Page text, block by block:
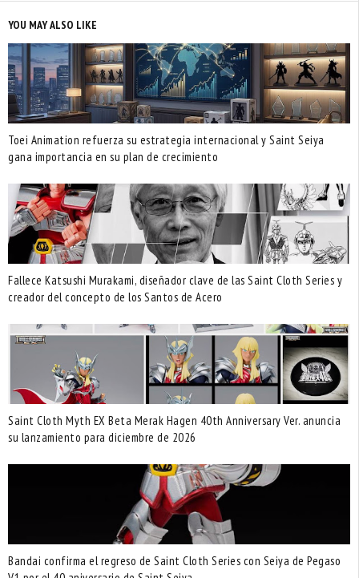
YOU MAY ALSO LIKE
Toei Animation refuerza su estrategia internacional y Saint Seiya
gana importancia en su plan de crecimiento
Fallece Katsushi Murakami, diseñador clave de las Saint Cloth Series y
creador del concepto de los Santos de Acero
Saint Cloth Myth EX Beta Merak Hagen 40th Anniversary Ver. anuncia
su lanzamiento para diciembre de 2026
Bandai confirma el regreso de Saint Cloth Series con Seiya de Pegaso